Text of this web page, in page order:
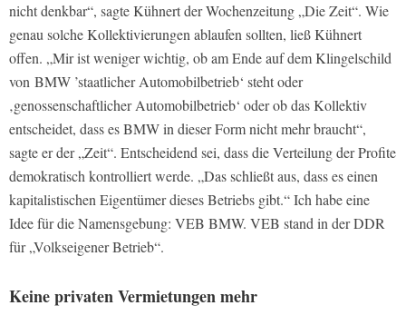
nicht denkbar“, sagte Kühnert der Wochenzeitung „Die Zeit“. Wie
genau solche Kollektivierungen ablaufen sollten, ließ Kühnert
offen. „Mir ist weniger wichtig, ob am Ende auf dem Klingelschild
von BMW ’staatlicher Automobilbetrieb‘ steht oder
‚genossenschaftlicher Automobilbetrieb‘ oder ob das Kollektiv
entscheidet, dass es BMW in dieser Form nicht mehr braucht“,
sagte er der „Zeit“. Entscheidend sei, dass die Verteilung der Profite
demokratisch kontrolliert werde. „Das schließt aus, dass es einen
kapitalistischen Eigentümer dieses Betriebs gibt.“ Ich habe eine
Idee für die Namensgebung: VEB BMW. VEB stand in der DDR
für „Volkseigener Betrieb“.
Keine privaten Vermietungen mehr